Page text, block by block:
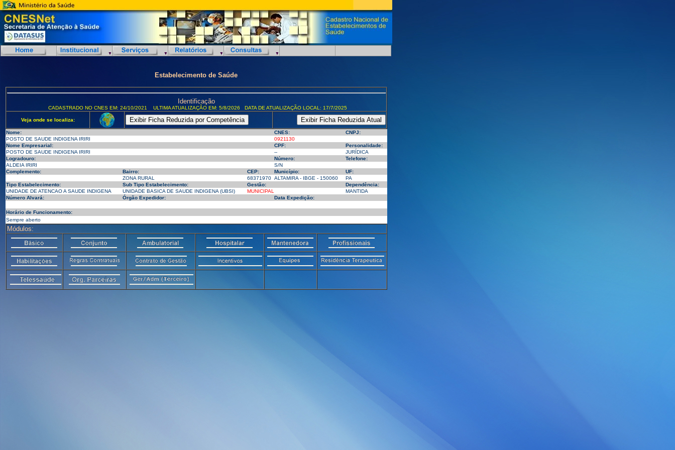
Estabelecimento de Saúde
Identificação
CADASTRADO NO CNES EM: 24/10/2021 ULTIMA ATUALIZAÇÃO EM: 5/8/2026 DATA DE ATUALIZAÇÃO LOCAL: 17/7/2025
Veja onde se localiza:
Nome: CNES:
CNPJ:
POSTO DE SAUDE INDIGENA IRIRI
0921130
Nome Empresarial:
CPF:
Personalidade:
POSTO DE SAUDE INDIGENA IRIRI
--
JURÍDICA
Logradouro:
Número:
Telefone:
ALDEIA IRIRI
S/N
Complemento:
Bairro: CEP: Município:
UF:
ZONA RURAL
68371970 ALTAMIRA - IBGE - 150060
PA
Tipo Estabelecimento:
Sub Tipo Estabelecimento: Gestão:
Dependência:
UNIDADE DE ATENCAO A SAUDE INDIGENA
UNIDADE BASICA DE SAUDE INDIGENA (UBSI) MUNICIPAL
MANTIDA
Número Alvará:
Órgão Expedidor: Data Expedição:
Horário de Funcionamento:
Sempre aberto
Módulos: